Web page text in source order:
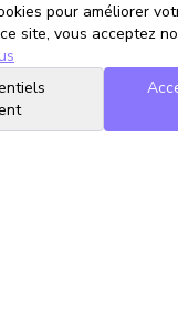
pour améliorer
site, vous acceptez